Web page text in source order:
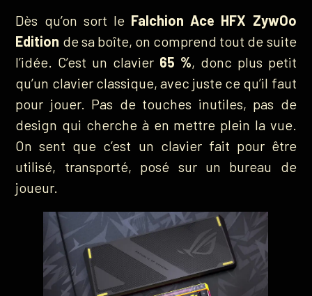
Dès qu’on sort le Falchion Ace HFX ZywOo
Edition de sa boîte, on comprend tout de suite
l’idée. C’est un clavier 65 %, donc plus petit
qu’un clavier classique, avec juste ce qu’il faut
pour jouer. Pas de touches inutiles, pas de
design qui cherche à en mettre plein la vue.
On sent que c’est un clavier fait pour être
utilisé, transporté, posé sur un bureau de
joueur.